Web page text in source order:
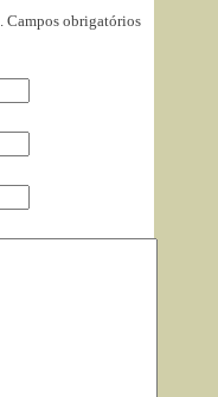
Campos obrigatórios